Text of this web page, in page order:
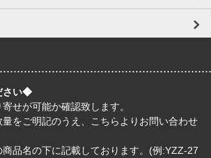
さい◆
せが可能か確認致します。
をご明記のうえ、
こちら よりお問い合わせ
品名の下に記載しております。(例:YZZ-27